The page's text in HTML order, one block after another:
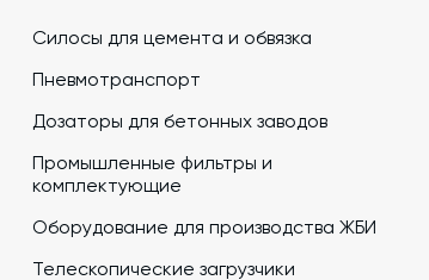
Силосы для цемента и обвязка
Пневмотранспорт
Дозаторы для бетонных заводов
Промышленные фильтры и
комплектующие
Оборудование для производства ЖБИ
Телескопические загрузчики